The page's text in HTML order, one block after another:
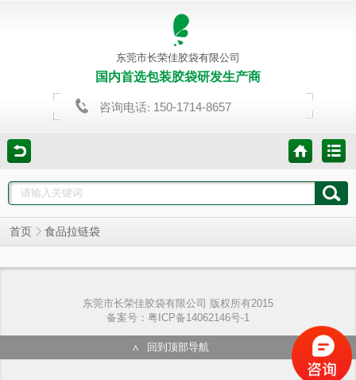
东莞市长荣佳胶袋有限公司
国内首选包装胶袋研发生产商
咨询电话: 150-1714-8657
首页 食品拉链袋
东莞市长荣佳胶袋有限公司 版权所有2015
备案号：粤ICP备14062146号-1
回到顶部导航